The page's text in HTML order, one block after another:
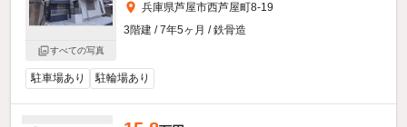
すべての写真
兵庫県芦屋市西芦屋町8-19
3階建 / 7年5ヶ月 / 鉄骨造
駐車場あり 駐輪場あり